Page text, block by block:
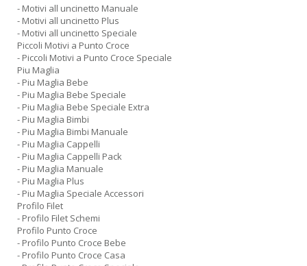
- Motivi all uncinetto Manuale
- Motivi all uncinetto Plus
- Motivi all uncinetto Speciale
Piccoli Motivi a Punto Croce
- Piccoli Motivi a Punto Croce Speciale
Piu Maglia
- Piu Maglia Bebe
- Piu Maglia Bebe Speciale
- Piu Maglia Bebe Speciale Extra
- Piu Maglia Bimbi
- Piu Maglia Bimbi Manuale
- Piu Maglia Cappelli
- Piu Maglia Cappelli Pack
- Piu Maglia Manuale
- Piu Maglia Plus
- Piu Maglia Speciale Accessori
Profilo Filet
- Profilo Filet Schemi
Profilo Punto Croce
- Profilo Punto Croce Bebe
- Profilo Punto Croce Casa